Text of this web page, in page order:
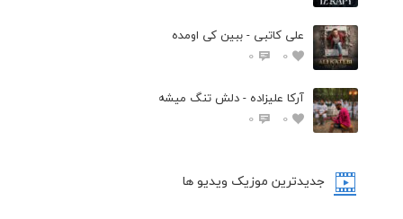
علی کاتبی - ببین کی اومده
0
0
آرکا علیزاده - دلش تنگ میشه
0
0
جدیدترین موزیک ویدیو ها